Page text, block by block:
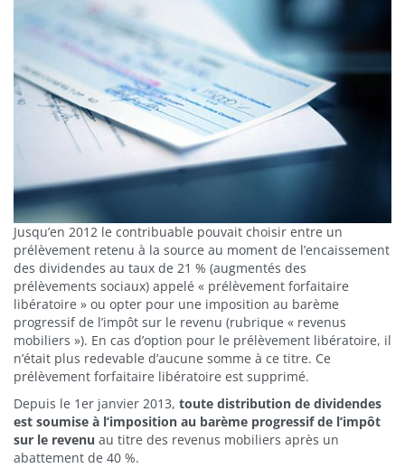
Jusqu’en 2012 le contribuable pouvait choisir entre un
prélèvement retenu à la source au moment de l’encaissement
des dividendes au taux de 21 % (augmentés des
prélèvements sociaux) appelé « prélèvement forfaitaire
libératoire » ou opter pour une imposition au barème
progressif de l’impôt sur le revenu (rubrique « revenus
mobiliers »). En cas d’option pour le prélèvement libératoire, il
n’était plus redevable d’aucune somme à ce titre. Ce
prélèvement forfaitaire libératoire est supprimé.
Depuis le 1er janvier 2013, toute distribution de dividendes
est soumise à l’imposition au barème progressif de l’impôt
sur le revenu au titre des revenus mobiliers après un
abattement de 40 %.